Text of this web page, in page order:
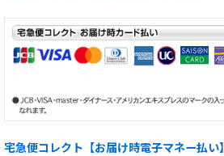
宅急便コレクト【お届け時電子マネー払い】